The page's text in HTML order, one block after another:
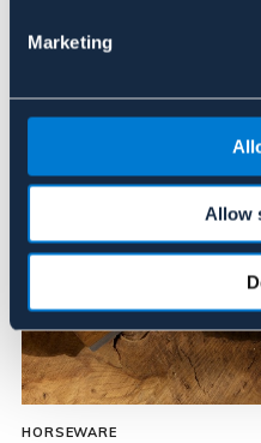
Marketing
Allow
150 kr
HORSEWARE